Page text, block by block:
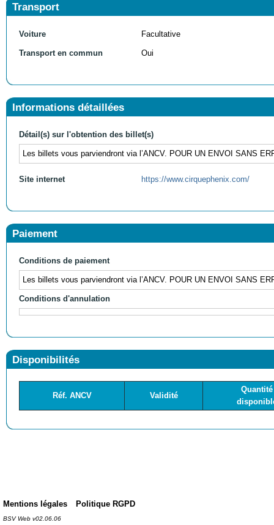
Transport
Voiture Facultative
Transport en commun Oui
Informations détaillées
Détail(s) sur l'obtention des billet(s)
Les billets vous parviendront via l’ANCV. POUR UN ENVOI SANS
Site internet https://www.cirquephenix.com/
Paiement
Conditions de paiement
Les billets vous parviendront via l’ANCV. POUR UN ENVOI SANS
Conditions d'annulation
Disponibilités
Réf. ANCV Validité
Quantité
Mentions légales Politique RGPD
BSV Web v02.06.06